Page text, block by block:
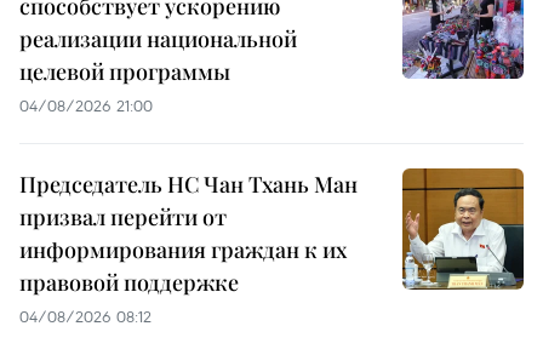
реализации национальной
целевой программы
04/08/2026 21:00
Председатель НС Чан Тхань Ман
призвал перейти от
информирования граждан к их
правовой поддержке
04/08/2026 08:12